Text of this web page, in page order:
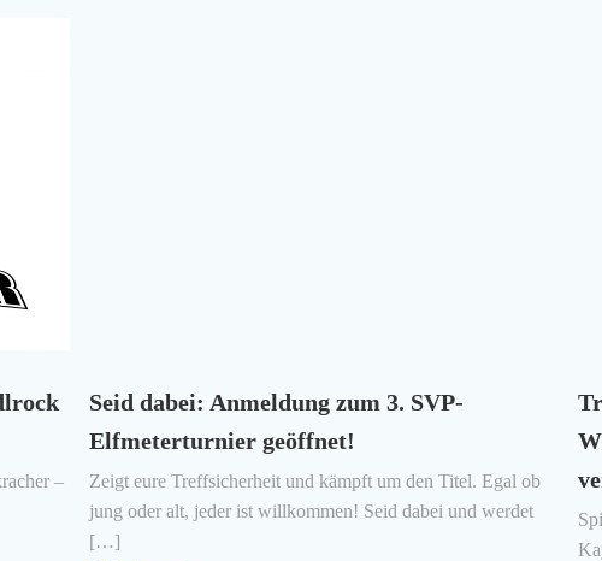
–
Seid dabei: Anmeldung zum 3. SVP-
Elfmeterturnier geöffnet!
Zeigt eure Treffsicherheit und kämpft um den Titel. Egal ob
jung oder alt, jeder ist willkommen! Seid dabei und werdet
[…]